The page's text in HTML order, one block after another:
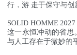
行，游 走于保守与创
SOLID HOMME
这一永恒冲动的省思
与人工存在于微妙的